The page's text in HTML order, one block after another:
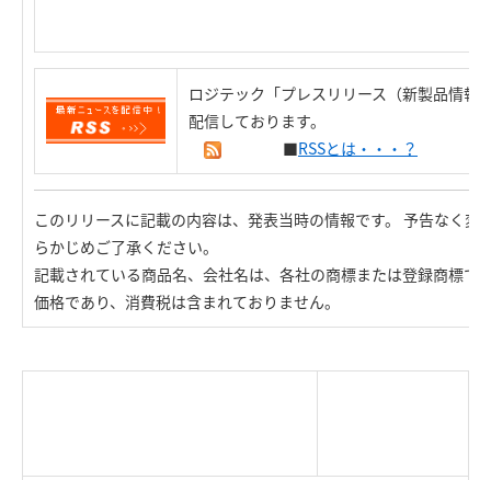
ロジテック「プレスリリース（新製品情報
配信しております。
■RSSとは・・・？
このリリースに記載の内容は、発表当時の情報です。 予告なく変
らかじめご了承ください。
記載されている商品名、会社名は、各社の商標または登録商標で
価格であり、消費税は含まれておりません。